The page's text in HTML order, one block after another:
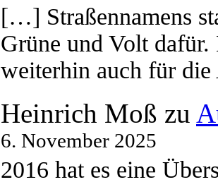
[…] Straßennamens
Grüne und Volt
weiterhin auch für
Heinrich Moß zu
6. November 2025
2016 hat es eine